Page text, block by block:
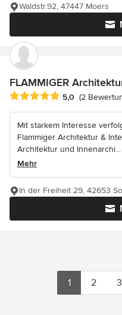
Waldstr.92, 47447 Moers
FLAMMIGER
Durchschnittliche
5,0 (2
Mit starkem Interesse
Flammiger Architektur &
Architektur und Innenarchi...
Mehr
In der Freiheit 29, 42653
1 2 3